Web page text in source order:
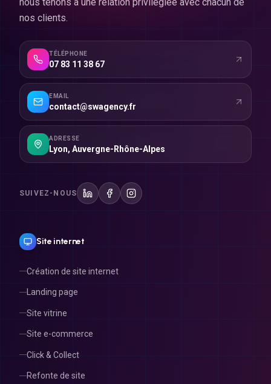
nos clients.
TÉLÉPHONE
07 83 11 38 67
EMAIL
contact@swagency.fr
ADRESSE
Lyon, Auvergne-Rhône-Alpes
SUIVEZ-NOUS
Site internet
Création de site internet
Landing page
Site vitrine
Site e-commerce
Click & Collect
Refonte de site